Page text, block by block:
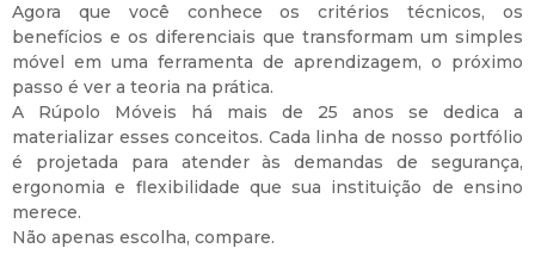
Agora que você conhece os critérios técnicos, os
benefícios e os diferenciais que transformam um simples
móvel em uma ferramenta de aprendizagem, o próximo
passo é ver a teoria na prática.
A Rúpolo Móveis há mais de 25 anos se dedica a
materializar esses conceitos. Cada linha de nosso portfólio
é projetada para atender às demandas de segurança,
ergonomia e flexibilidade que sua instituição de ensino
merece.
Não apenas escolha, compare.